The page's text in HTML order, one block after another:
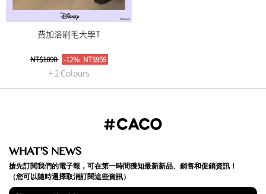
費加洛刷毛大學T
NT$1090 -12% NT$959
+ 2 Colours
WHAT'S NEWS
搶先訂閱我們的電子報，可在第一時間獲知最新新品、銷售和促銷資訊！
（您可以隨時選擇取消訂閱這些資訊）